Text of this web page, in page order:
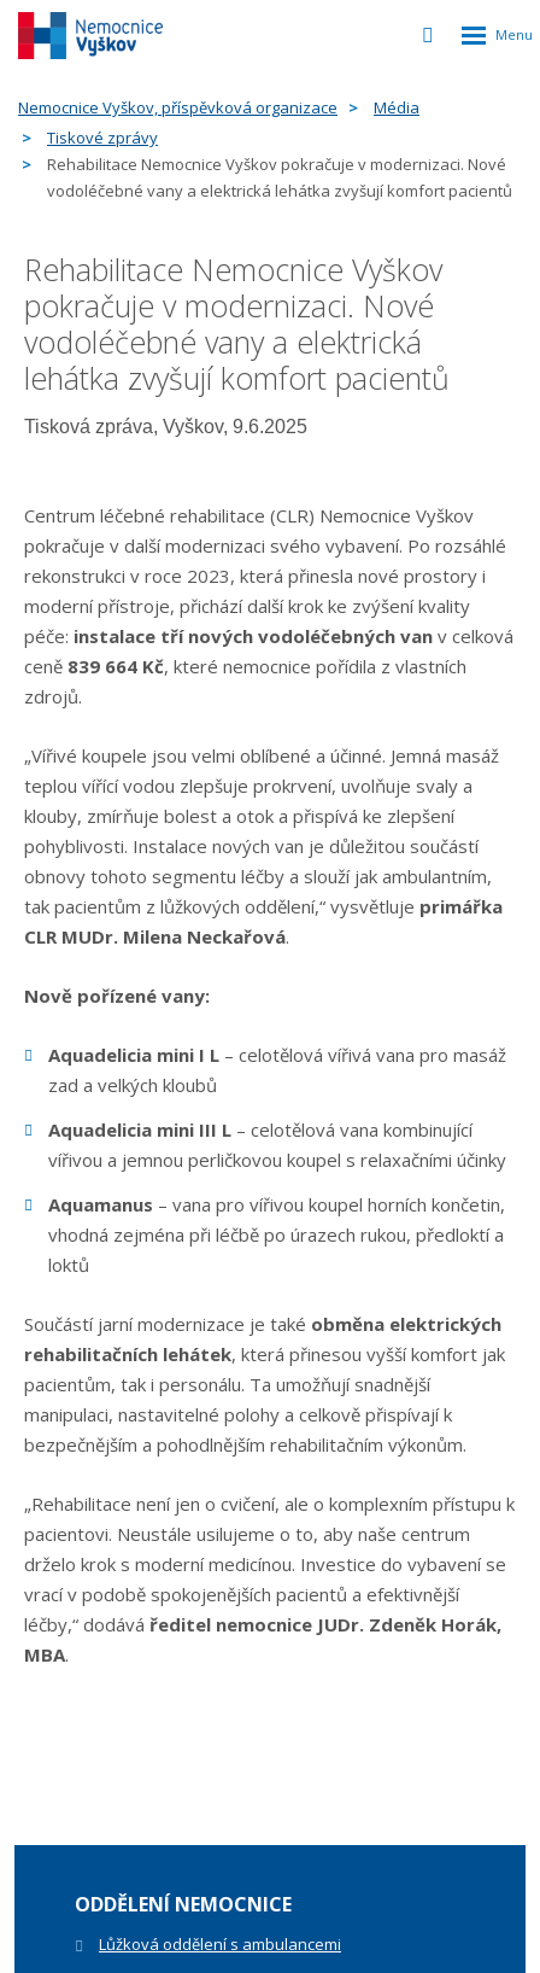
Vyhledávání
Rozbalení
Nemocnice Vyškov, příspěvková organizace
Média
Tiskové zprávy
Rehabilitace Nemocnice Vyškov pokračuje v modernizaci. Nové
vodoléčebné vany a elektrická lehátka zvyšují komfort pacientů
Rehabilitace Nemocnice Vyškov
pokračuje v modernizaci. Nové
vodoléčebné vany a elektrická
lehátka zvyšují komfort pacientů
Tisková zpráva, Vyškov, 9.6.2025
Centrum léčebné rehabilitace (CLR) Nemocnice Vyškov
pokračuje v další modernizaci svého vybavení. Po rozsáhlé
rekonstrukci v roce 2023, která přinesla nové prostory i
moderní přístroje, přichází další krok ke zvýšení kvality
péče: instalace tří nových vodoléčebných van v celková
ceně 839 664 Kč, které nemocnice pořídila z vlastních
zdrojů.
„Vířivé koupele jsou velmi oblíbené a účinné. Jemná masáž
teplou vířící vodou zlepšuje prokrvení, uvolňuje svaly a
klouby, zmírňuje bolest a otok a přispívá ke zlepšení
pohyblivosti. Instalace nových van je důležitou součástí
obnovy tohoto segmentu léčby a slouží jak ambulantním,
tak pacientům z lůžkových oddělení,“ vysvětluje primářka
CLR MUDr. Milena Neckařová.
Nově pořízené vany:
Aquadelicia mini I L– celotělová vířivá vana pro masáž
zad a velkých kloubů
Aquadelicia mini III L– celotělová vana kombinující
vířivou a jemnou perličkovou koupel s relaxačními účinky
Aquamanus – vana pro vířivou koupel horních končetin,
vhodná zejména při léčbě po úrazech rukou, předloktí a
loktů
Součástí jarní modernizace je také obměna elektrických
rehabilitačních lehátek, která přinesou vyšší komfort jak
pacientům, tak i personálu. Ta umožňují snadnější
manipulaci, nastavitelné polohy a celkově přispívají k
bezpečnějším a pohodlnějším rehabilitačním výkonům.
„Rehabilitace není jen o cvičení, ale o komplexním přístupu k
pacientovi. Neustále usilujeme o to, aby naše centrum
drželo krok s moderní medicínou. Investice do vybavení se
vrací v podobě spokojenějších pacientů a efektivnější
léčby,“ dodává ředitel nemocnice JUDr. Zdeněk Horák,
MBA.
ODDĚLENÍ NEMOCNICE
Lůžková oddělení s ambulancemi